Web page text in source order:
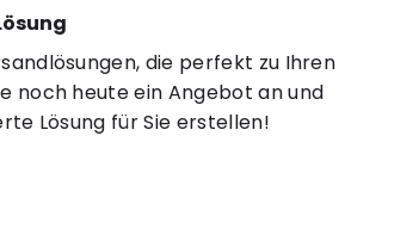
die perfekt zu Ihren
noch heute ein Angebot an und
Lösung für Sie erstellen!